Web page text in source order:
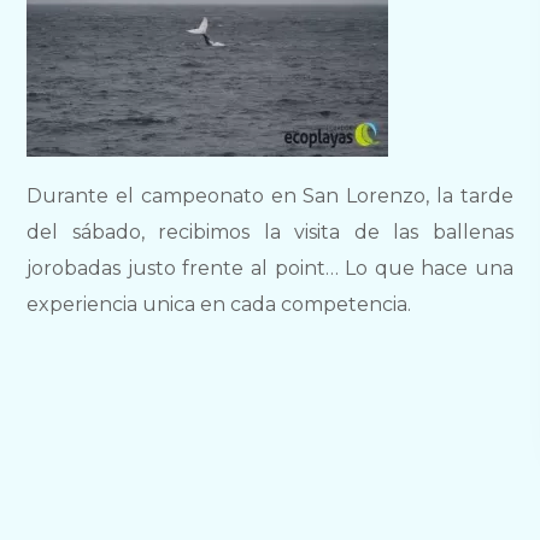
Durante el campeonato en San Lorenzo, la tarde
del sábado, recibimos la visita de las ballenas
jorobadas justo frente al point… Lo que hace una
experiencia unica en cada competencia.